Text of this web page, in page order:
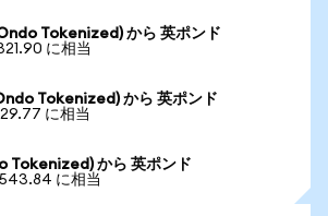
Tokenized) から 英ポンド
に相当
Tokenized) から 英ポンド
に相当
Tokenized) から 英ポンド
に相当